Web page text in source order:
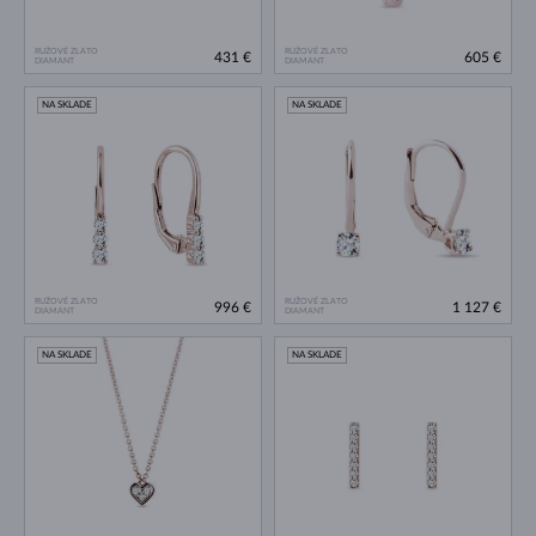
RUŽOVÉ ZLATO
DIAMANT
431 €
RUŽOVÉ ZLATO
DIAMANT
605 €
RUŽOVÉ ZLATO
DIAMANT
NA SKLADE
996 €
RUŽOVÉ ZLATO
DIAMANT
NA SKLADE
1 127 €
NA SKLADE NA SKLADE